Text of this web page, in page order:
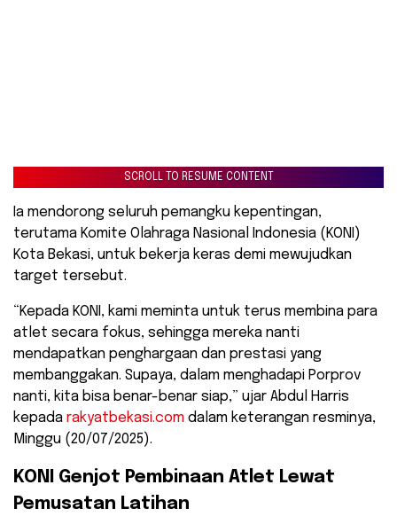
SCROLL TO RESUME CONTENT
Ia mendorong seluruh pemangku kepentingan,
terutama Komite Olahraga Nasional Indonesia (KONI)
Kota Bekasi, untuk bekerja keras demi mewujudkan
target tersebut.
“Kepada KONI, kami meminta untuk terus membina para
atlet secara fokus, sehingga mereka nanti
mendapatkan penghargaan dan prestasi yang
membanggakan. Supaya, dalam menghadapi Porprov
nanti, kita bisa benar-benar siap,” ujar Abdul Harris
kepada rakyatbekasi.com dalam keterangan resminya,
Minggu (20/07/2025).
KONI Genjot Pembinaan Atlet Lewat
Pemusatan Latihan